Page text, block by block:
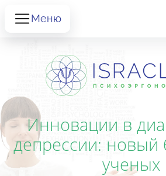
Меню
Инновации в
депрессии: новый
ученых